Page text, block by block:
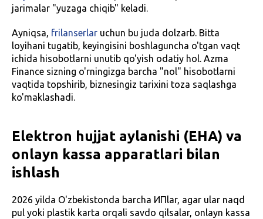
jarimalar "yuzaga chiqib" keladi.
Ayniqsa, frilanserlar uchun bu juda dolzarb. Bitta
loyihani tugatib, keyingisini boshlaguncha o'tgan vaqt
ichida hisobotlarni unutib qo'yish odatiy hol. Azma
Finance sizning o'rningizga barcha "nol" hisobotlarni
vaqtida topshirib, biznesingiz tarixini toza saqlashga
ko'maklashadi.
Elektron hujjat aylanishi (EHA) va
onlayn kassa apparatlari bilan
ishlash
2026 yilda O'zbekistonda barcha ИПlar, agar ular naqd
pul yoki plastik karta orqali savdo qilsalar, onlayn kassa